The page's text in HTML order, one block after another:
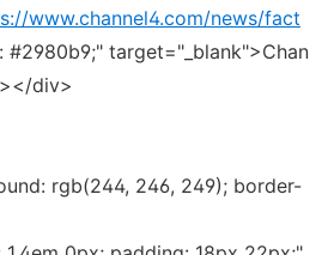
www.channel4.com/news/fact
#2980b9;" target="_blank">Chan
div>
rgb(244, 246, 249); border-